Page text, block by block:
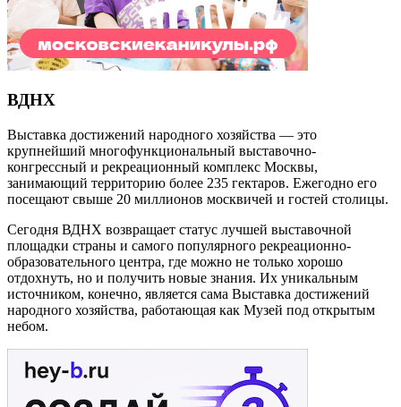
ВДНХ
Выставка достижений народного хозяйства — это
крупнейший многофункциональный выставочно-
конгрессный и рекреационный комплекс Москвы,
занимающий территорию более 235 гектаров. Ежегодно его
посещают свыше 20 миллионов москвичей и гостей столицы.
Сегодня ВДНХ возвращает статус лучшей выставочной
площадки страны и самого популярного рекреационно-
образовательного центра, где можно не только хорошо
отдохнуть, но и получить новые знания. Их уникальным
источником, конечно, является сама Выставка достижений
народного хозяйства, работающая как Музей под открытым
небом.